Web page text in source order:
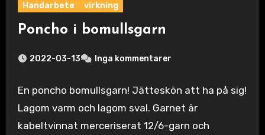
Handarbete virkning
Poncho i bomullsgarn
2022-03-13 Inga kommentarer
En poncho bomullsgarn! Jätteskön att ha på sig!
Lagom varm och lagom sval. Garnet är
kabeltvinnat merceriserat 12/6-garn och